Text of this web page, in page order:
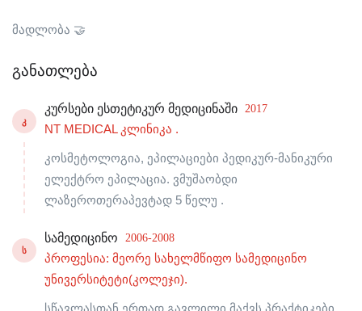
მადლობა 🤝
განათლება
Კ
კურსები ესთეტიკურ მედიცინაში 2017
NT MEDICAL კლინიკა .
კოსმეტოლოგია, ეპილაციები პედიკურ-მანიკური
ელექტრო ეპილაცია. ვმუშაობდი
ლაზეროთერაპევტად 5 წელუ .
Ს
სამედიცინო 2006-2008
პროფესია: მეორე სახელმწიფო სამედიცინო
უნივერსიტეტი(კოლეჯი).
სწავლასთან ერთად გავლილი მაქვს პრაქტიკები